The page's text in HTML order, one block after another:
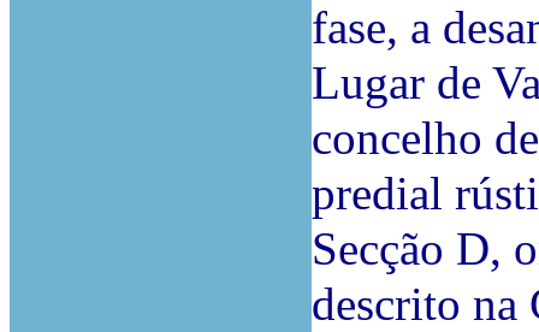
fase, a
Lugar de
concelho
predial
Secção D,
descrito na